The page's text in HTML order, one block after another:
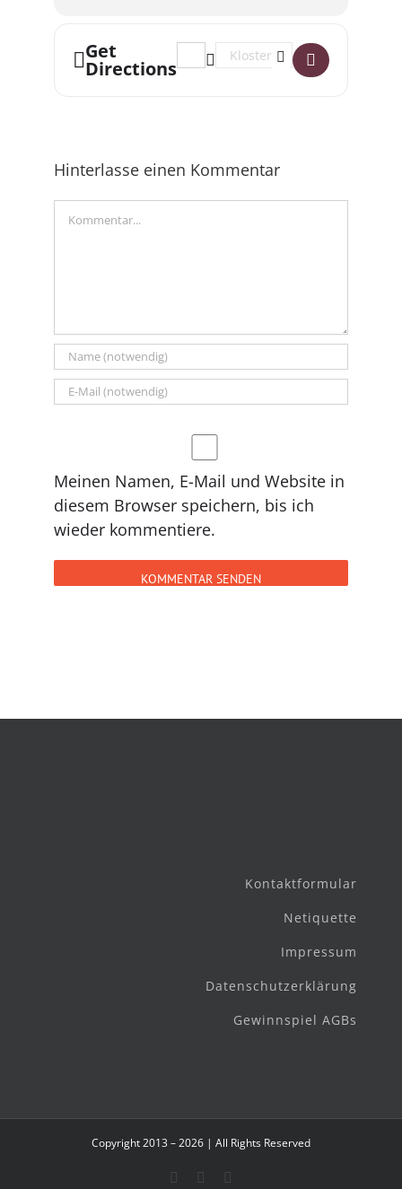
Get
Directions
Address - Late Night Flohmarkt im
Destination Address - Late
Hinterlasse einen Kommentar
Meinen Namen, E-Mail und Website in
diesem Browser speichern, bis ich
wieder kommentiere.
Kontaktformular
Netiquette
Impressum
Datenschutzerklärung
Gewinnspiel AGBs
Copyright 2013 – 2026 | All Rights Reserved
FacebookInstagram